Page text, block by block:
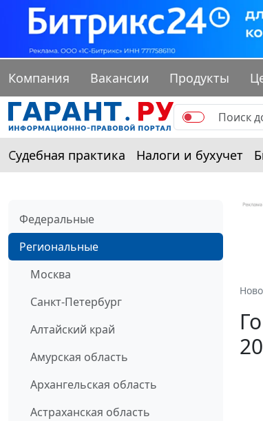
Компания Вакансии Продукты
Судебная практика Налоги и бухучет
Федеральные
Региональные
Москва
Санкт-Петербург
Алтайский край
Амурская область
Архангельская область
Астраханская область